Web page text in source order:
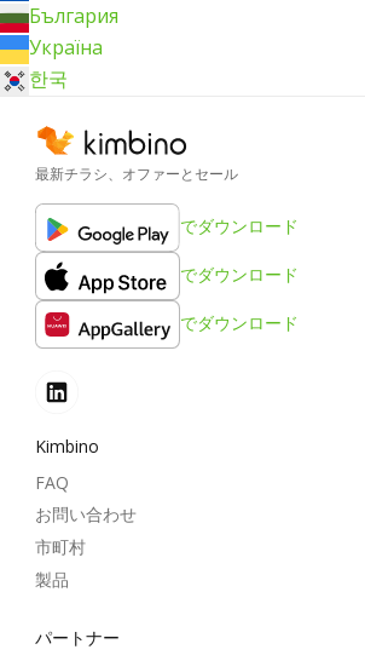
България
Україна
한국
最新チラシ、オファーとセール
でダウンロード
でダウンロード
でダウンロード
Kimbino
FAQ
お問い合わせ
市町村
製品
パートナー